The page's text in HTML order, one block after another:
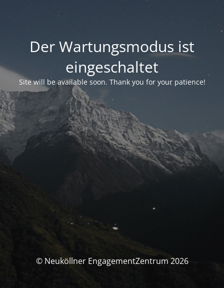
Der Wartungsmodus ist
eingeschaltet
Site will be available soon. Thank you for your patience!
© Neuköllner EngagementZentrum 2026